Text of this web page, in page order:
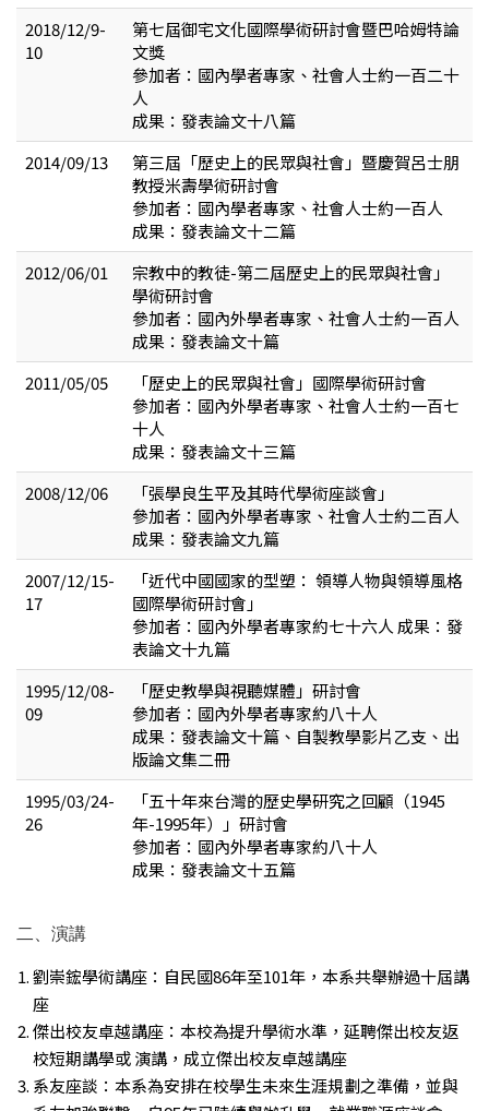
2018/12/9-
10
第七屆御宅文化國際學術研討會暨巴哈姆特論
文獎
參加者：國內學者專家、社會人士約一百二十
人
成果：發表論文十八篇
2014/09/13
第三屆「歷史上的民眾與社會」暨慶賀呂士朋
教授米壽學術研討會
參加者：國內學者專家、社會人士約一百人
成果：發表論文十二篇
2012/06/01
宗教中的教徒-第二屆歷史上的民眾與社會」
學術研討會
參加者：國內外學者專家、社會人士約一百人
成果：發表論文十篇
2011/05/05
「歷史上的民眾與社會」國際學術研討會
參加者：國內外學者專家、社會人士約一百七
十人
成果：發表論文十三篇
2008/12/06
「張學良生平及其時代學術座談會」
參加者：國內外學者專家、社會人士約二百人
成果：發表論文九篇
2007/12/15-
17
「近代中國國家的型塑： 領導人物與領導風格
國際學術研討會」
參加者：國內外學者專家約七十六人 成果：發
表論文十九篇
1995/12/08-
09
「歷史教學與視聽媒體」研討會
參加者：國內外學者專家約八十人
成果：發表論文十篇、自製教學影片乙支、出
版論文集二冊
1995/03/24-
26
「五十年來台灣的歷史學研究之回顧（1945
年-1995年）」研討會
參加者：國內外學者專家約八十人
成果：發表論文十五篇
二、演講
劉崇鋐學術講座：自民國86年至101年，本系共舉辦過十屆講
座
傑出校友卓越講座：本校為提升學術水準，延聘傑出校友返
校短期講學或 演講，成立傑出校友卓越講座
系友座談：本系為安排在校學生未來生涯規劃之準備，並與